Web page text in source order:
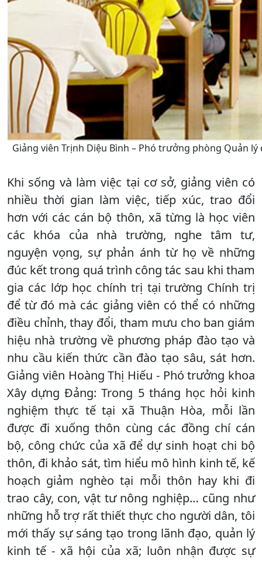
Giảng viên Trịnh Diệu Bình – Phó trưởng phòng Quản
Khi sống và làm việc tại cơ sở, giảng viên có
nhiều thời gian làm việc, tiếp xúc, trao đổi
hơn với các cán bộ thôn, xã từng là học viên
các khóa của nhà trường, nghe tâm tư,
nguyện vọng, sự phản ánh từ họ về những
đúc kết trong quá trình công tác sau khi tham
gia các lớp học chính trị tại trường Chính trị
để từ đó mà các giảng viên có thể có những
điều chỉnh, thay đổi, tham mưu cho ban giám
hiệu nhà trường về phương pháp đào tạo và
nhu cầu kiến thức cần đào tạo sâu, sát hơn.
Giảng viên Hoàng Thị Hiếu - Phó trưởng khoa
Xây dựng Đảng: Trong 5 tháng học hỏi kinh
nghiệm thực tế tại xã Thuận Hòa, mỗi lần
được đi xuống thôn cùng các đồng chí cán
bộ, công chức của xã để dự sinh hoạt chi bộ
thôn, đi khảo sát, tìm hiểu mô hình kinh tế, kế
hoạch giảm nghèo tại mỗi thôn hay khi đi
trao cây, con, vật tư nông nghiệp… cũng như
những hỗ trợ rất thiết thực cho người dân, tôi
mới thấy sự sáng tạo trong lãnh đạo, quản lý
kinh tế - xã hội của xã; luôn nhận được sự